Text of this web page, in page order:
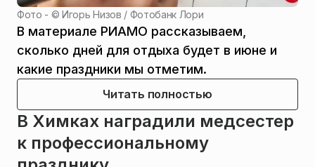
Фото - ©Игорь Низов / Фотобанк Лори
В материале РИАМО рассказываем,
сколько дней для отдыха будет в июне и
какие праздники мы отметим.
Читать полностью
В Химках наградили медсестер
к профессиональному